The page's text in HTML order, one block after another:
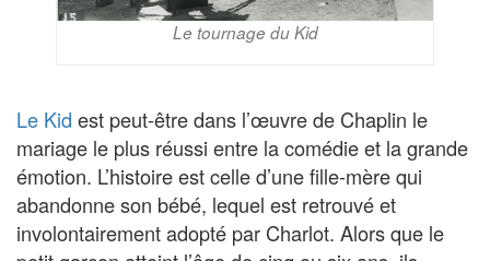
Le tournage du Kid
Le Kid est peut-être dans l’œuvre de Chaplin le
mariage le plus réussi entre la comédie et la grande
émotion. L’histoire est celle d’une fille-mère qui
abandonne son bébé, lequel est retrouvé et
involontairement adopté par Charlot. Alors que le